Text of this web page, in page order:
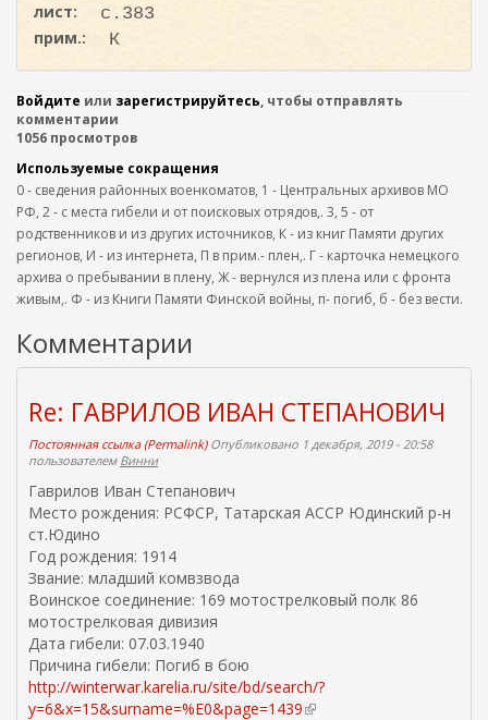
лист:
с.383
прим.:
К
Войдите или зарегистрируйтесь, чтобы отправлять
комментарии
1056 просмотров
Используемые сокращения
0 - сведения районных военкоматов, 1 - Центральных архивов МО
РФ, 2 - с места гибели и от поисковых отрядов,. 3, 5 - от
родственников и из других источников, К - из книг Памяти других
регионов, И - из интернета, П в прим.- плен,. Г - карточка немецкого
архива о пребывании в плену, Ж - вернулся из плена или с фронта
живым,. Ф - из Книги Памяти Финской войны, п- погиб, б - без вести.
Комментарии
Re: ГАВРИЛОВ ИВАН СТЕПАНОВИЧ
Постоянная ссылка (Permalink)Опубликовано 1 декабря, 2019 - 20:58
пользователем Винни
Гаврилов Иван Степанович
Место рождения: РСФСР, Татарская АССР Юдинский р-н
ст.Юдино
Год рождения: 1914
Звание: младший комвзвода
Воинское соединение: 169 мотострелковый полк 86
мотострелковая дивизия
Дата гибели: 07.03.1940
Причина гибели: Погиб в бою
http://winterwar.karelia.ru/site/bd/search/?
y=6&x=15&surname=%E0&page=1439(